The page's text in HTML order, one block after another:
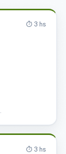
⏱️ 3 hs
⏱️ 3 hs